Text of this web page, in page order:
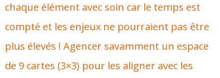
chaque élément avec soin car le temps est
compté et les enjeux ne pourraient pas être
plus élevés ! Agencer savamment un espace
de 9 cartes (3×3) pour les aligner avec les